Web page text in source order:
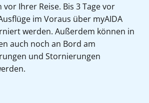
Ihrer Reise. Bis 3 Tage vor
im Voraus über myAIDA
werden. Außerdem können in
auch noch an Bord am
und Stornierungen